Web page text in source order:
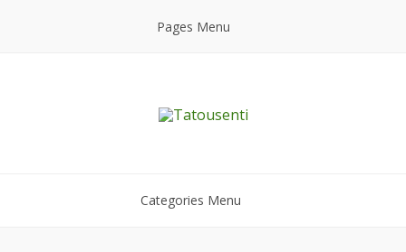
Pages Menu
Categories Menu